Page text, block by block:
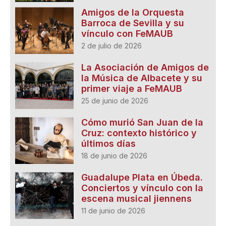
Amigos de la Orquesta
Barroca de Sevilla y su
vínculo con FeMAUB
2 de julio de 2026
La Asociación de Amigos de
la Música de Albacete y su
primer viaje a FeMAUB
25 de junio de 2026
Cómo murió San Juan de la
Cruz: contexto histórico y
últimos días
18 de junio de 2026
Guadalupe Plata en Úbeda.
Conciertos y vínculo con la
escena musical jiennens
11 de junio de 2026